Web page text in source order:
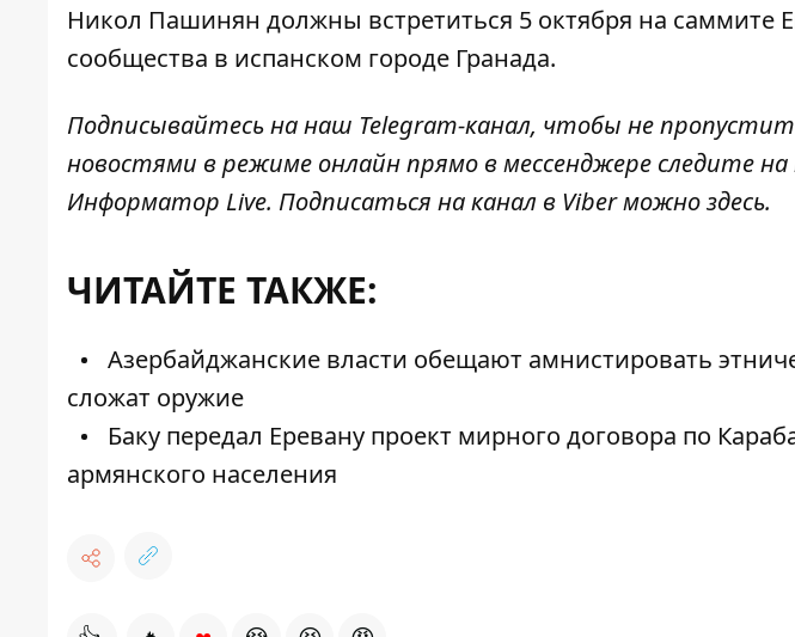
Никол Пашинян должны встретиться 5 октября на саммите
сообщества в испанском городе Гранада.
Подписывайтесь на наш Telegram-канал, чтобы не
новостями в режиме онлайн прямо в мессенджере следите
Информатор Live. Подписаться на канал в Viber можноздесь.
ЧИТАЙТЕ ТАКЖЕ:
Азербайджанские власти обещают амнистировать
сложат оружие
Баку передал Еревану проект мирного договора по
армянского населения